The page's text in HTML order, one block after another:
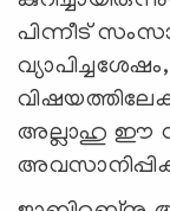
പിന്നീട്
അല്ലാഹു ഈ